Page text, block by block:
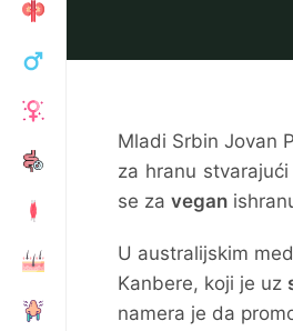
Mladi Srbin Jovan
za hranu
se za vegan
U australijskim
Kanbere, koji je uz
namera je da